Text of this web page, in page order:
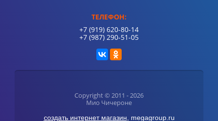
ТЕЛЕФОН:
+7 (919) 620-80-14
+7 (987) 290-51-05
Copyright © 2011 - 2026
Мио Чичероне
создать интернет магазин, megagroup.ru